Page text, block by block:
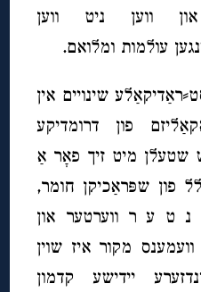
ווען ניט ווען
עולמות ומלואם.
שינויים אין
פון דרומדיקע
שטעלן מיט זיך פאָר אַ
פון שפּראַכיקן חומר,
נ ט ע ר ווערטער און
מקור איז שוין
יידישע קדמון